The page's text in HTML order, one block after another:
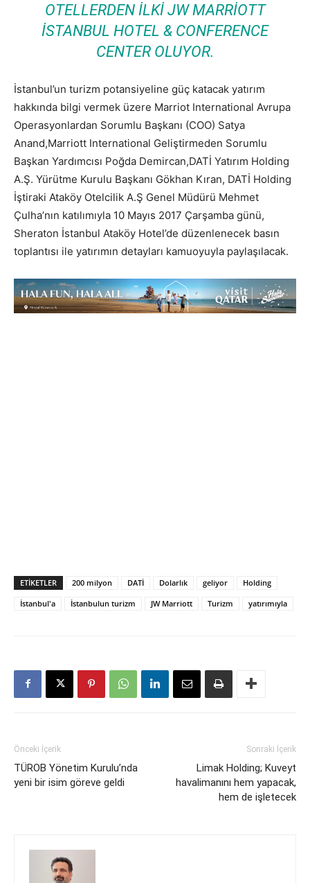
OTELLERDEN ILKI JW MARRIOTT
İSTANBUL HOTEL & CONFERENCE
CENTER OLUYOR.
İstanbul’un turizm potansiyeline güç katacak yatırım
hakkında bilgi vermek üzere Marriot International Avrupa
Operasyonlardan Sorumlu Başkanı (COO) Satya
Anand,Marriott International Geliştirmeden Sorumlu
Başkan Yardımcısı Poğda Demircan,DATİ Yatırım Holding
A.Ş. Yürütme Kurulu Başkanı Gökhan Kıran, DATİ Holding
İştiraki Ataköy Otelcilik A.Ş Genel Müdürü Mehmet
Çulha’nın katılımıyla 10 Mayıs 2017 Çarşamba günü,
Sheraton İstanbul Ataköy Hotel’de düzenlenecek basın
toplantısı ile yatırımın detayları kamuoyuyla paylaşılacak.
ETIKETLER 200 milyon DATİ Dolarlık geliyor
Holding
İstanbul'a
İstanbulun turizm JW Marriott Turizm yatırımıyla
Önceki İçerik
TÜROB Yönetim Kurulu’nda
yeni bir isim göreve geldi
Sonraki İçerik
Limak Holding; Kuveyt
havalimanını hem yapacak,
hem de işletecek